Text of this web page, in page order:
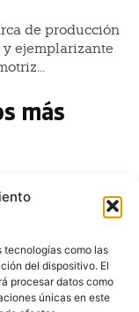
tecnologías como las
del dispositivo. El
procesar datos como
únicas en este
de producción
ejemplarizante
más
Sin embargo,
los coches
su